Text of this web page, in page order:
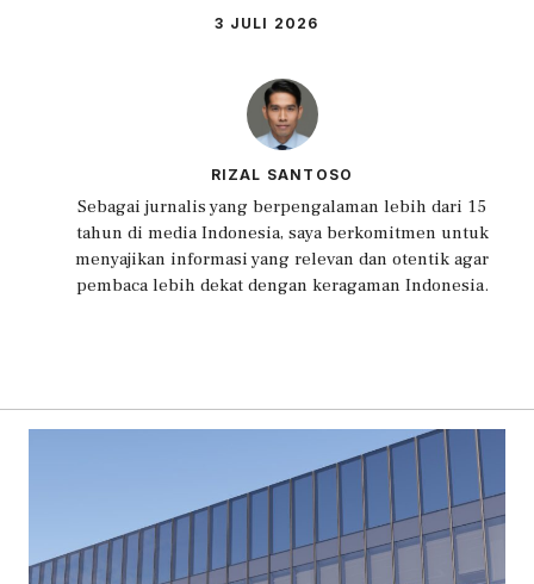
3 JULI 2026
RIZAL SANTOSO
Sebagai jurnalis yang berpengalaman lebih dari 15
tahun di media Indonesia, saya berkomitmen untuk
menyajikan informasi yang relevan dan otentik agar
pembaca lebih dekat dengan keragaman Indonesia.